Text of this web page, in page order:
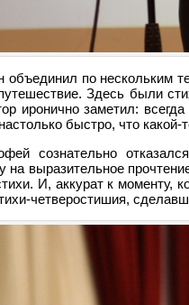
по нескольким
Здесь были
иронично заметил:
быстро, что
сознательно
на выразительное
И, аккурат к моменту,
четверостишия,